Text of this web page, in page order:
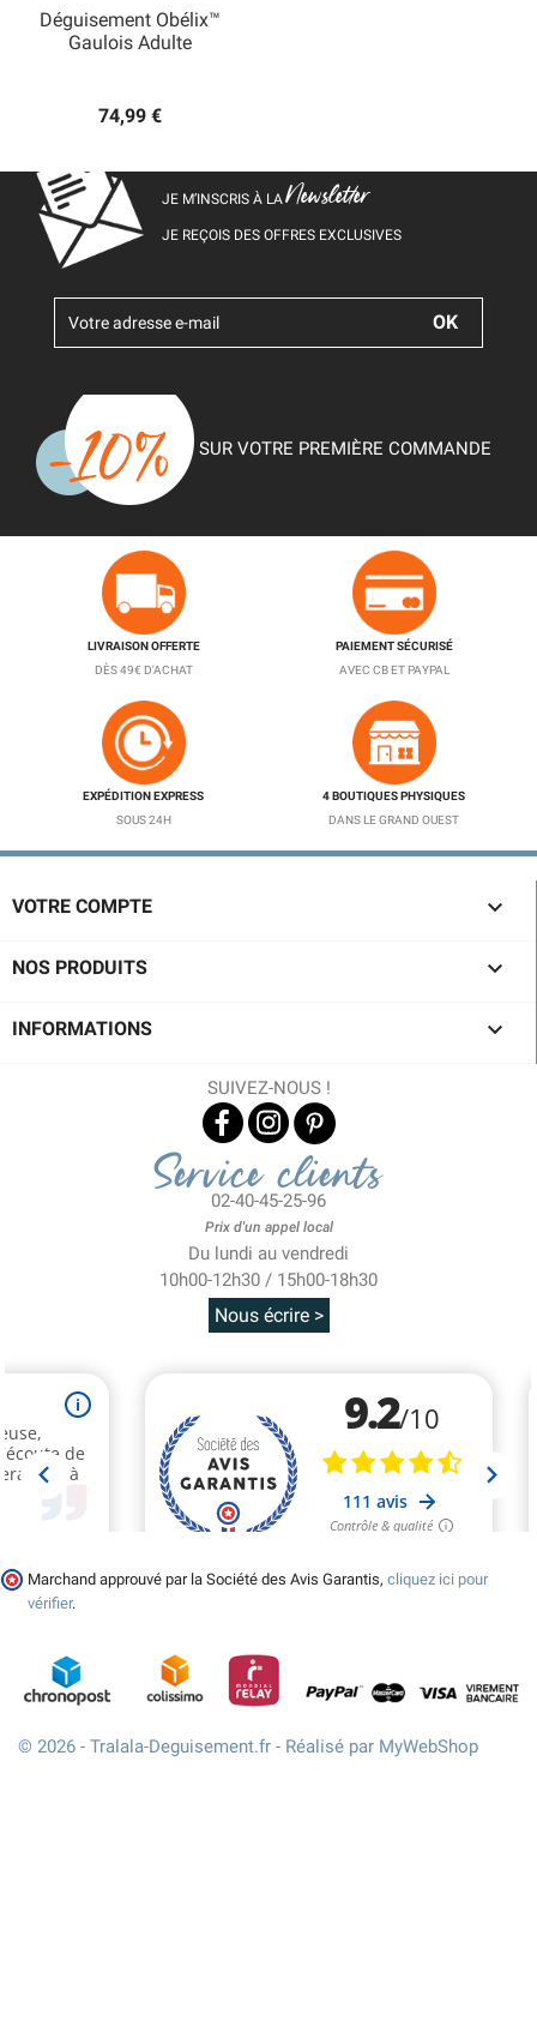
Déguisement Obélix™
Gaulois Adulte
74,99 €
JE M’INSCRIS À LANewsletter
JE REÇOIS DES OFFRES EXCLUSIVES
SUR VOTRE PREMIÈRE COMMANDE
LIVRAISON OFFERTE
DÈS 49€ D'ACHAT
PAIEMENT SÉCURISÉ
AVEC CB ET PAYPAL
EXPÉDITION EXPRESS
SOUS 24H
4 BOUTIQUES PHYSIQUES
DANS LE GRAND OUEST
VOTRE COMPTE 
NOS PRODUITS 
INFORMATIONS 
SUIVEZ-NOUS !
Service clients
02-40-45-25-96
Prix d'un appel local
Du lundi au vendredi
10h00-12h30 / 15h00-18h30
Nous écrire >
Marchand approuvé par la Société des Avis Garantis, cliquez ici pour
vérifier.
© 2026 - Tralala-Deguisement.fr - Réalisé par MyWebShop